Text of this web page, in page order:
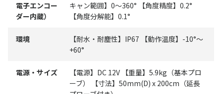
電子エンコー
ダー内蔵）
キャン範囲】0～360° 【角度精度】0.2°
【角度分解能】0.1°
環境
【耐水・耐塵性】IP67 【動作温度】-10°～
+60°
電源・サイズ
【電源】DC 12V 【重量】5.9kg（基本プロ
ーブ） 【寸法】50mm(D) x 200cm（延長